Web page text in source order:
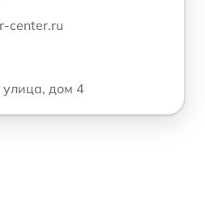
center.ru
улица, дом 4